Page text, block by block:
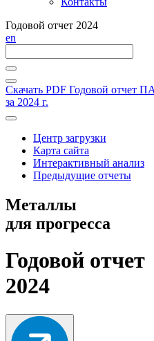
Годовой отчет 2024
en
Скачать PDF Годовой отчет
за 2024 г.
Центр загрузки
Карта сайта
Интерактивный анализ
Предыдущие отчеты
Металлы
для прогресса
Годовой отчет
2024